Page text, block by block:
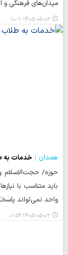
میدان‌های فرهنگی و
۱۴۰۵-۰۵-۰۲ ۱۰:۱۱
همدان
خدمات به
حوزه/ حجت‌الاسلام
باید متناسب با
واحد نمی‌تواند
۱۴۰۵-۰۵-۰۲ ۰۱:۵۹